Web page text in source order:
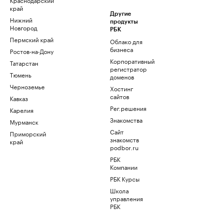
край
Нижний
Новгород
Пермский край
Ростов-на-Дону
Татарстан
Тюмень
Черноземье
Кавказ
Карелия
Мурманск
Приморский
край
Другие
продукты
РБК
Облако для
бизнеса
Корпоративный
регистратор
доменов
Хостинг
сайтов
Рег.решения
Знакомства
Сайт
знакомств
podbor.ru
РБК
Компании
РБК Курсы
Школа
управления
РБК